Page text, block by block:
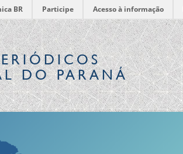
BR Participe Acesso à informação
DO PARANÁ